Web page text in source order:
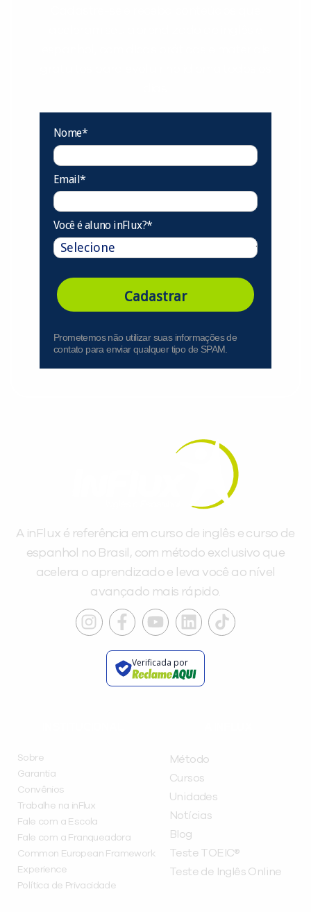
Nome*
Email*
Você é aluno inFlux?*
Cadastrar
Prometemos não utilizar suas informações de
contato para enviar qualquer tipo de SPAM.
A inFlux é referência em curso de inglês e curso de
espanhol no Brasil, com método exclusivo que
acelera o aprendizado e leva você ao nível
avançado mais rápido.
Verificada por
Sobre
Garantia
Convênios
Trabalhe na inFlux
Fale com a Escola
Fale com a Franqueadora
Common European Framework
Experience
Política de Privacidade
Método
Cursos
Unidades
Notícias
Blog
Teste TOEIC®
Teste de Inglês Online